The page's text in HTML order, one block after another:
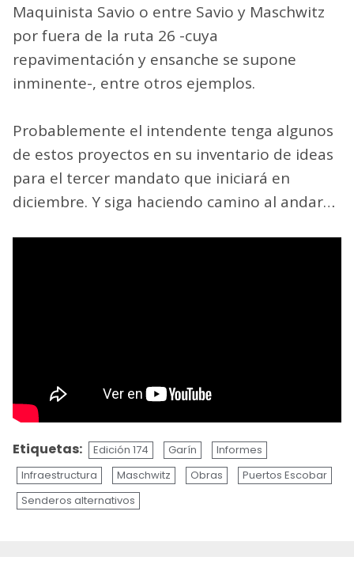
Maquinista Savio o entre Savio y Maschwitz
por fuera de la ruta 26 -cuya
repavimentación y ensanche se supone
inminente-, entre otros ejemplos.
Probablemente el intendente tenga algunos
de estos proyectos en su inventario de ideas
para el tercer mandato que iniciará en
diciembre. Y siga haciendo camino al andar…
Etiquetas: Edición 174 Garín
Informes
Infraestructura
Maschwitz Obras
Puertos Escobar
Senderos alternativos